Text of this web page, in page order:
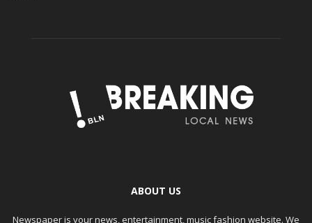
ABOUT US
Newspaper is your news, entertainment, music fashion website. We